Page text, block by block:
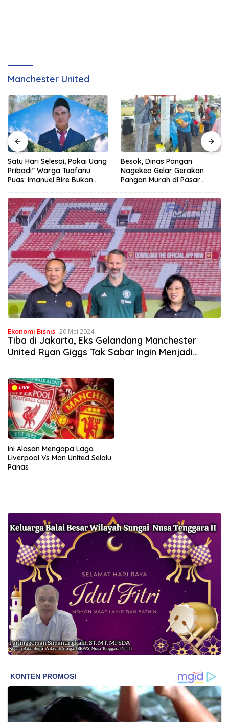
Manchester United
Besok, Dinas Pangan
Nagekeo Gelar Gerakan
Pangan Murah di Pasar
Posyandu Nagekeo Tak Lagi
Sekadar Urusan Kesehatan
Ekonomi Bisnis 20 Mei 2024
Tiba di Jakarta, Eks Gelandang Manchester
United Ryan Giggs Tak Sabar Ingin Menjadi
Ini Alasan Mengapa Laga
Liverpool Vs Man United Selalu
Panas